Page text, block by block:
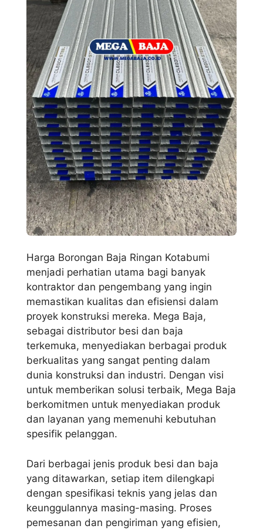
Harga Borongan Baja Ringan Kotabumi
menjadi perhatian utama bagi banyak
kontraktor dan pengembang yang ingin
memastikan kualitas dan efisiensi dalam
proyek konstruksi mereka. Mega Baja,
sebagai distributor besi dan baja
terkemuka, menyediakan berbagai produk
berkualitas yang sangat penting dalam
dunia konstruksi dan industri. Dengan visi
untuk memberikan solusi terbaik, Mega Baja
berkomitmen untuk menyediakan produk
dan layanan yang memenuhi kebutuhan
spesifik pelanggan.
Dari berbagai jenis produk besi dan baja
yang ditawarkan, setiap item dilengkapi
dengan spesifikasi teknis yang jelas dan
keunggulannya masing-masing. Proses
pemesanan dan pengiriman yang efisien,